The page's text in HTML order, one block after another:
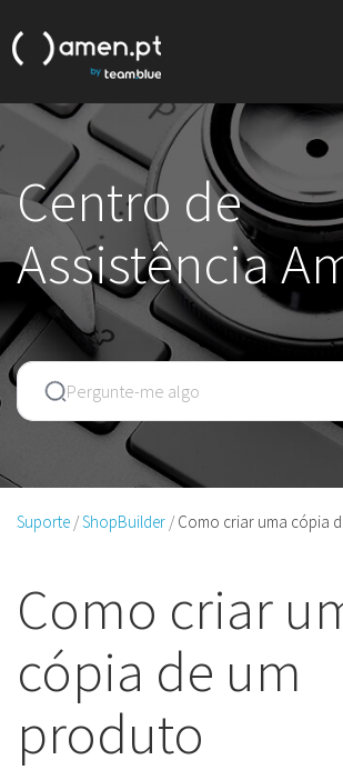
Centro de
Assistência
Suporte ShopBuilder Como criar uma cópia
Como criar
cópia de um
produto